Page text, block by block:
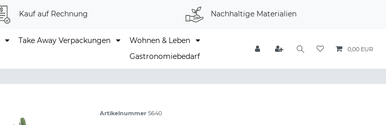
Kauf auf Rechnung Nachhaltige Materialien
Take Away Verpackungen
Wohnen & Leben
Gastronomiebedarf
0,00 EUR
Artikelnummer 5640